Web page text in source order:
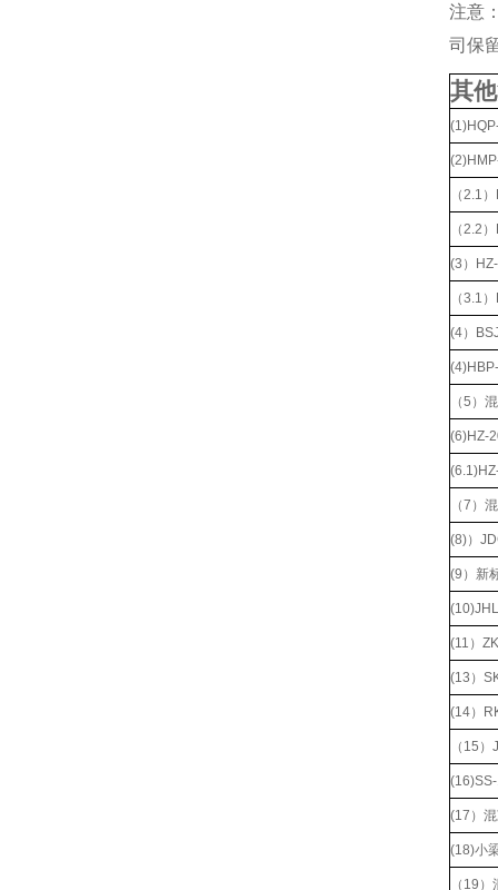
注意
司保
其
（2.1
（2.2
(3）
（3.1
(4）
（5）
(6)HZ-
（7）
(8)）
(9）新
(11）
(13）
(14）
（15
(17）
(18)小
（19